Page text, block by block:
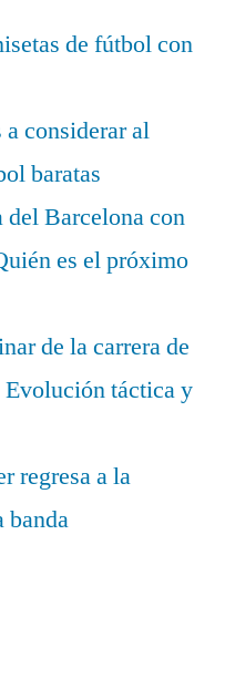
de fútbol con
considerar al
baratas
Barcelona con
es el próximo
de la carrera de
táctica y
regresa a la
banda